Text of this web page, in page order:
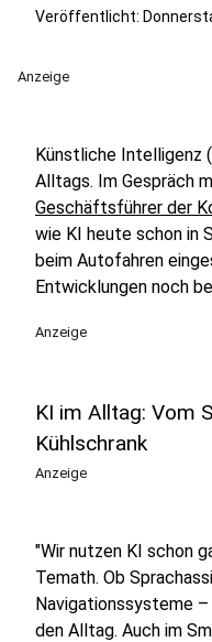
Veröffentlicht:
Anzeige
Künstliche Intelligenz
Alltags. Im Gespräch
Geschäftsführer der
wie KI heute schon in
beim Autofahren
Entwicklungen noch
Anzeige
KI im Alltag: Vom
Kühlschrank
Anzeige
"Wir nutzen KI schon
Temath. Ob
Navigationssysteme
den Alltag. Auch im